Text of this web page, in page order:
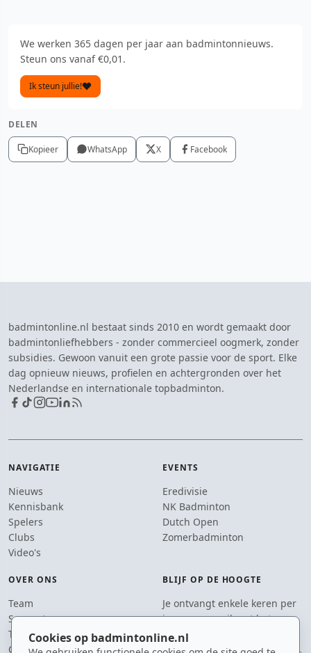
Cookies op badmintonline.nl
We werken 365 dagen per jaar aan badmintonnieuws.
Steun ons vanaf €0,01.
Ik steun jullie!
DELEN
Kopieer WhatsApp X Facebook
badmintonline.nl bestaat sinds 2010 en wordt gemaakt door
badmintonliefhebbers - zonder commercieel oogmerk, zonder
subsidies. Gewoon vanuit een grote passie voor de sport. Elke
dag opnieuw nieuws, profielen en achtergronden over het
Nederlandse en internationale topbadminton.
NAVIGATIE
Nieuws
Kennisbank
Spelers
Clubs
Video's
EVENTS
Eredivisie
NK Badminton
Dutch Open
Zomerbadminton
OVER ONS
Team
Supporters
Tip de redactie
Contact
BLIJF OP DE HOOGTE
Je ontvangt enkele keren per
jaar een e-mail met het
laatste badmintonnieuws.